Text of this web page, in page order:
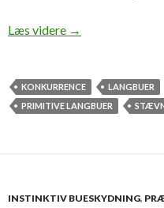
Læs videre Til Danish open
→
KONKURRENCE LANGBUER
PRIMITIVE LANGBUER
INSTINKTIV BUESKYDNING,